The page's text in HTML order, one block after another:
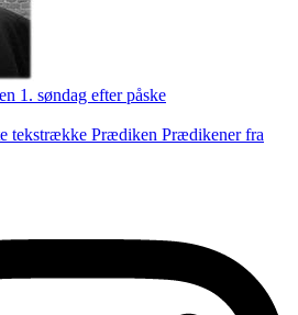
1. søndag efter påske
tekstrække Prædiken Prædikener fra